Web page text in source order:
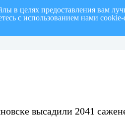
высадили 2041
в целях предоставления вам
с использованием нами